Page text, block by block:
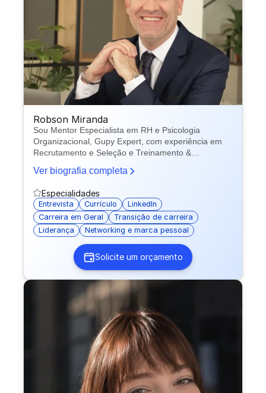
Robson Miranda
Sou Mentor Especialista em RH e Psicologia
Organizacional, Gupy Expert, com experiência em
Recrutamento e Seleção e Treinamento &
Ver biografia completa
Especialidades
Entrevista Currículo
LinkedIn
Carreira em Geral
Transição de carreira
Liderança
Networking e marca pessoal
Solicite um orçamento